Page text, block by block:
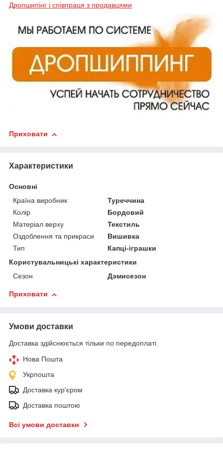
Дропшипінг і співпраця з продавцями
Приховати
Характеристики
Основні
Країна виробник
Туреччина
Колір
Бордовий
Матеріал верху
Текстиль
Оздоблення та прикраси
Вишивка
Тип
Капці-іграшки
Користувальницькі характеристики
Сезон
Дэмисезон
Приховати
Умови доставки
Доставка здійснюється тільки по передоплаті.
Нова Пошта
Укрпошта
Доставка кур'єром
Доставка поштою
Всі умови доставки